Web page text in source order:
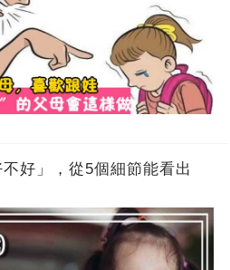
好」，從5個細節能看出